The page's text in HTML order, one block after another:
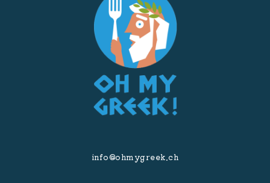
info@ohmygreek.ch